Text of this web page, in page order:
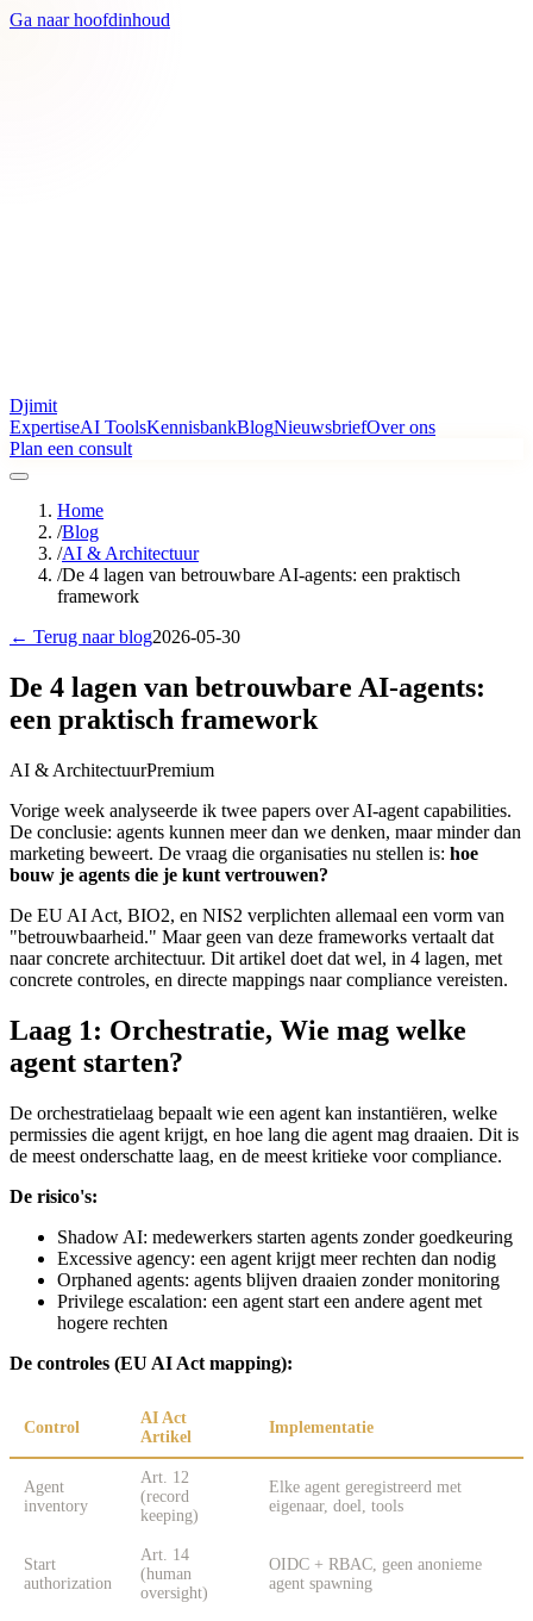
Ga naar hoofdinhoud
Djimit
ExpertiseAI ToolsKennisbankBlogNieuwsbriefOver ons
Plan een consult
Home
/Blog
/AI & Architectuur
/De 4 lagen van betrouwbare AI-agents: een praktisch
framework
← Terug naar blog2026-05-30
De 4 lagen van betrouwbare AI-agents:
een praktisch framework
AI & ArchitectuurPremium
Vorige week analyseerde ik twee papers over AI-agent capabilities.
De conclusie: agents kunnen meer dan we denken, maar minder dan
marketing beweert. De vraag die organisaties nu stellen is: hoe
bouw je agents die je kunt vertrouwen?
De EU AI Act, BIO2, en NIS2 verplichten allemaal een vorm van
"betrouwbaarheid." Maar geen van deze frameworks vertaalt dat
naar concrete architectuur. Dit artikel doet dat wel, in 4 lagen, met
concrete controles, en directe mappings naar compliance vereisten.
Laag 1: Orchestratie, Wie mag welke
agent starten?
De orchestratielaag bepaalt wie een agent kan instantiëren, welke
permissies die agent krijgt, en hoe lang die agent mag draaien. Dit is
de meest onderschatte laag, en de meest kritieke voor compliance.
De risico's:
Shadow AI: medewerkers starten agents zonder goedkeuring
Excessive agency: een agent krijgt meer rechten dan nodig
Orphaned agents: agents blijven draaien zonder monitoring
Privilege escalation: een agent start een andere agent met
hogere rechten
De controles (EU AI Act mapping):
Control
AI Act
Artikel
Implementatie
Agent
inventory
Art. 12
(record
keeping)
Elke agent geregistreerd met
eigenaar, doel, tools
Start
authorization
Art. 14
(human
oversight)
OIDC + RBAC, geen anonieme
agent spawning